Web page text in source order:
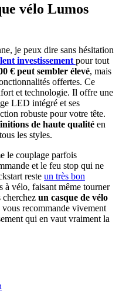
vélo Lumos
je peux dire sans hésitation
investissement pour tout
€ peut sembler élevé, mais
offertes. Ce
et technologie. Il offre une
LED intégré et ses
robuste pour votre tête.
de haute qualité en
les styles.
le couplage parfois
et le feu stop qui ne
reste un très bon
à vélo, faisant même tourner
cherchez un casque de vélo
vous recommande vivement
qui en vaut vraiment la